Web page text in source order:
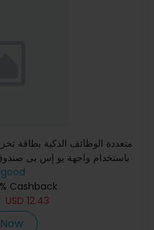
باستخدام واجهة يو إس بى
Cashback
USD 12.43